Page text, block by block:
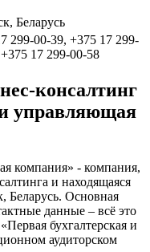
Беларусь
299-00-39, +375 17 299-
17 299-00-58
консалтинг
управляющая
компания» - компания,
и находящаяся
Беларусь. Основная
данные – всё это
бухгалтерская и
аудиторском